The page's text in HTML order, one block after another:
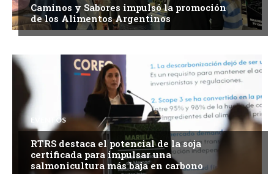
Caminos y Sabores impulsó la promoción
de los Alimentos Argentinos
EVENTOS
RTRS destaca el potencial de la soja
certificada para impulsar una
salmonicultura más baja en carbono